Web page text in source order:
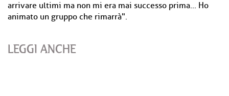
arrivare ultimi ma non mi era mai successo prima... Ho
animato un gruppo che rimarrà".
LEGGI ANCHE